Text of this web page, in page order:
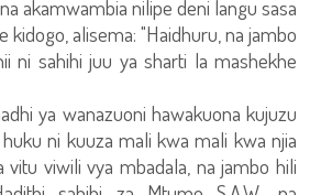
akamwambia nilipe deni langu sasa
kidogo, alisema: "Haidhuru, na jambo
ni sahihi juu ya sharti la mashekhe
ya wanazuoni hawakuona kujuzu
ni kuuza mali kwa mali kwa njia
vitu viwili vya mbadala, na jambo hili